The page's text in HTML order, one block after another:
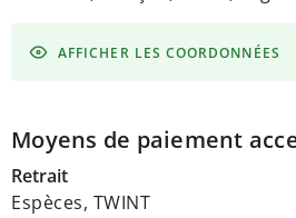
AFFICHER LES COORDONNÉES
Moyens de paiement
Retrait
Espèces, TWINT